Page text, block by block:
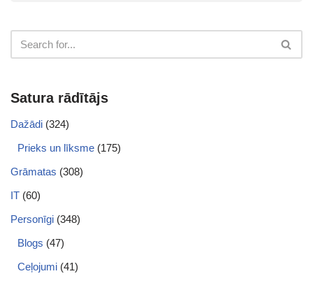
Satura rādītājs
Dažādi (324)
Prieks un līksme (175)
Grāmatas (308)
IT (60)
Personīgi (348)
Blogs (47)
Ceļojumi (41)